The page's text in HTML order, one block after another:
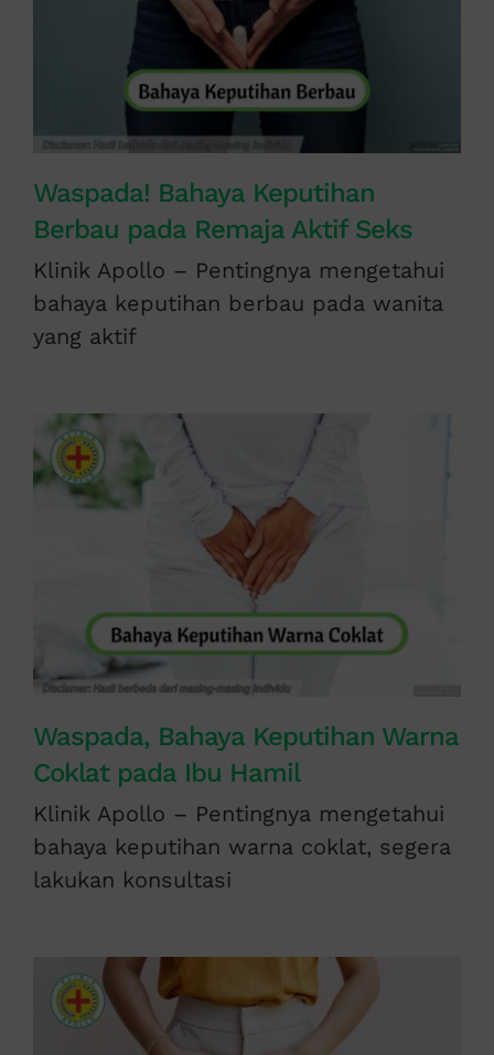
Waspada! Bahaya Keputihan
Berbau pada Remaja Aktif Seks
Klinik Apollo – Pentingnya mengetahui
bahaya keputihan berbau pada wanita
yang aktif
Waspada, Bahaya Keputihan Warna
Coklat pada Ibu Hamil
Klinik Apollo – Pentingnya mengetahui
bahaya keputihan warna coklat, segera
lakukan konsultasi